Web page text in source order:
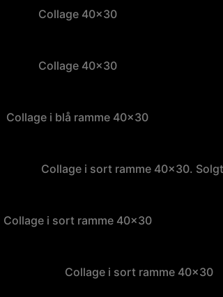
Collage 40×30
Collage 40×30
Collage i blå ramme 40×30
Collage i sort ramme 40×30. Solgt
Collage i sort ramme 40×30
Collage i sort ramme 40×30